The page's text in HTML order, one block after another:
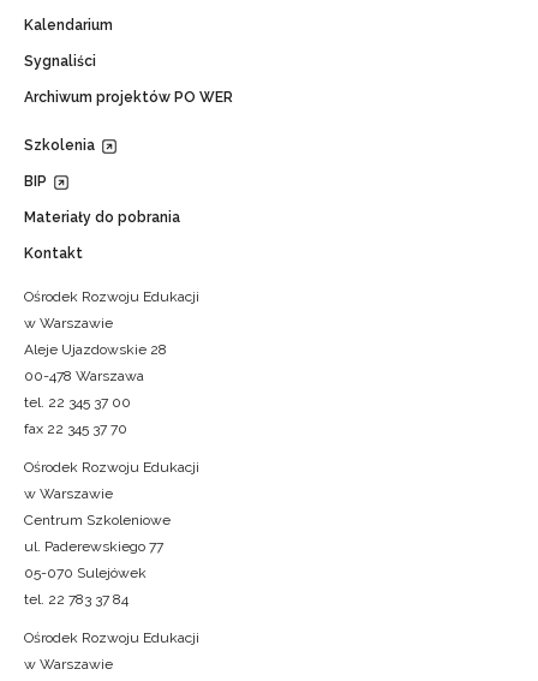
Kalendarium
Sygnaliści
Archiwum projektów PO WER
Szkolenia
BIP
Materiały do pobrania
Kontakt
Ośrodek Rozwoju Edukacji
w Warszawie
Aleje Ujazdowskie 28
00-478 Warszawa
tel. 22 345 37 00
fax 22 345 37 70
Ośrodek Rozwoju Edukacji
w Warszawie
Centrum Szkoleniowe
ul. Paderewskiego 77
05-070 Sulejówek
tel. 22 783 37 84
Ośrodek Rozwoju Edukacji
w Warszawie